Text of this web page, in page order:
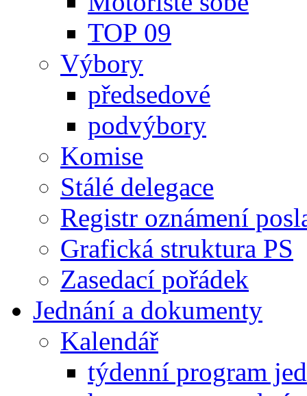
TOP 09
Výbory
předsedové
podvýbory
Komise
Stálé delegace
Registr oznámení
Grafická struktura PS
Zasedací pořádek
Jednání a dokumenty
Kalendář
týdenní program